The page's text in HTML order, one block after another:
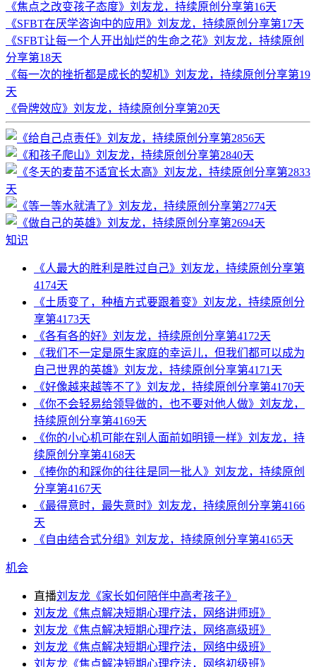
《焦点之改变孩子态度》刘友龙，持续原创分享第16天
《SFBT在厌学咨询中的应用》刘友龙，持续原创分享第17天
《SFBT让每一个人开出灿烂的生命之花》刘友龙，持续原创
分享第18天
《每一次的挫折都是成长的契机》刘友龙，持续原创分享第19
天
《骨牌效应》刘友龙，持续原创分享第20天
知识
《人最大的胜利是胜过自己》刘友龙，持续原创分享第
4174天
《土质变了，种植方式要跟着变》刘友龙，持续原创分
享第4173天
《各有各的好》刘友龙，持续原创分享第4172天
《我们不一定是原生家庭的幸运儿，但我们都可以成为
自己世界的英雄》刘友龙，持续原创分享第4171天
《好像越来越等不了》刘友龙，持续原创分享第4170天
《你不会轻易给领导做的，也不要对他人做》刘友龙，
持续原创分享第4169天
《你的小心机可能在别人面前如明镜一样》刘友龙，持
续原创分享第4168天
《捧你的和踩你的往往是同一批人》刘友龙，持续原创
分享第4167天
《最得意时，最失意时》刘友龙，持续原创分享第4166
天
《自由结合式分组》刘友龙，持续原创分享第4165天
机会
直播刘友龙《家长如何陪伴中高考孩子》
刘友龙《焦点解决短期心理疗法，网络讲师班》
刘友龙《焦点解决短期心理疗法，网络高级班》
刘友龙《焦点解决短期心理疗法，网络中级班》
刘友龙《焦点解决短期心理疗法，网络初级班》